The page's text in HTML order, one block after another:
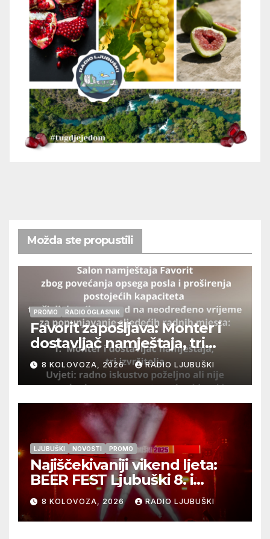
Možda ste propustili
PROMO RADIO OGLASNIK
Favorit zapošljava: Monter i
dostavljač namještaja, tri
izvršitelja
8 KOLOVOZA, 2026 RADIO LJUBUŠKI
LJUBUŠKI NOVOSTI PROMO
Najiščekivaniji vikend ljeta:
BEER FEST Ljubuški 8. i
9.kolovoza
8 KOLOVOZA, 2026 RADIO LJUBUŠKI